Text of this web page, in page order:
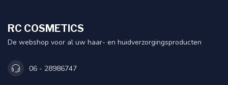
RC COSMETICS
De webshop voor al uw haar- en huidverzorgingsproducten
06 - 28986747